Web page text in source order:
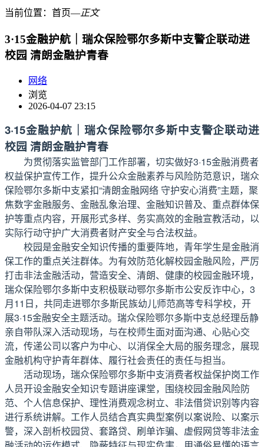
当前位置： 首页―正文
3·15金融护航｜瑞众保险鄂尔多斯中支警企联动进
校园 清朗金融护青春
网络
浏览
2026-04-07 23:15
3·15金融护航｜瑞众保险鄂尔多斯中支警企联动进
校园 清朗金融护青春
为贯彻落实监管部门工作部署，切实做好3·15金融消费者
权益保护宣传工作，提升公众金融素养与风险防范意识，瑞众
保险鄂尔多斯中支紧扣“清朗金融网络 守护安心消费”主题，聚
焦数字金融服务、金融乱象治理、金融知识普及、重点群体保
护等重点内容，开展形式多样、务实高效的金融宣教活动，以
实际行动守护广大消费者财产安全与合法权益。
校园是金融安全知识传播的重要阵地，青年学生是金融消
保工作的重点关注群体。为有效防范化解校园金融风险，严厉
打击非法金融活动，营造安全、清朗、健康的校园金融环境，
瑞众保险鄂尔多斯中支积极联动鄂尔多斯市公安反诈中心，3
月11日，共同走进鄂尔多斯民族幼儿师范高等专科学校，开
展3·15金融安全主题活动。瑞众保险鄂尔多斯中支总经理岳静
亲自带队深入活动现场，与在校师生面对面沟通、心贴心交
流，传递公司以客户为中心、以消保全大局的服务理念，展现
金融机构守护青年群体、履行社会责任的责任与担当。
活动现场，瑞众保险鄂尔多斯中支消费者权益保护岗工作
人员开设金融安全知识专题讲座课堂，围绕校园金融风险防
范、个人信息保护、理性消费观念树立、非法借贷识别等内容
进行系统讲解。工作人员结合真实典型案例以案说险、以案示
警，深入剖析校园贷、套路贷、刷单诈骗、虚假网贷等非法金